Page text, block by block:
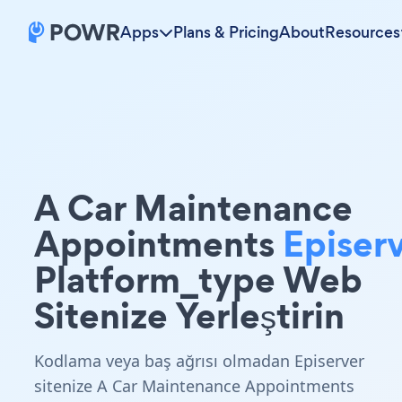
Apps Plans & PricingAboutResources
A Car Maintenance
Appointments
Platform_type Web
Sitenize Yerleştirin
Kodlama veya baş ağrısı olmadan Episerver
sitenize A Car Maintenance Appointments